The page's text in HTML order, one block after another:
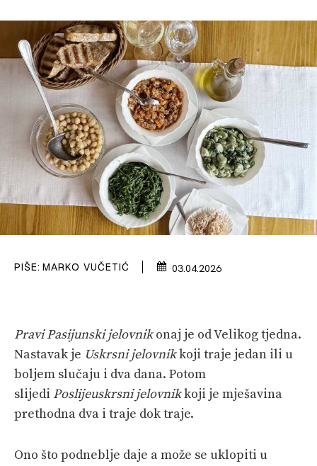
NAUTIKA
SPORT
PLOVILA
PLOVIDBA
SPIZA
VELIKE PRIČE
PRETPLATA
PIŠE: MARKO VUČETIĆ 03.04.2026
Pravi Pasijunski jelovnikonaj je od Velikog tjedna.
Nastavak je Uskrsni jelovnikkoji traje jedan ili u
boljem slučaju i dva dana. Potom
slijedi Poslijeuskrsni jelovnikkoji je mješavina
prethodna dva i traje dok traje.
Ono što podneblje daje a može se uklopiti u